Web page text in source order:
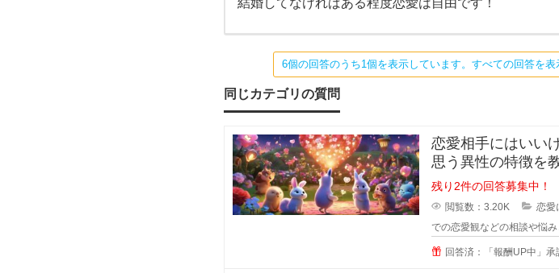
い
す
か？
恋愛
は自
いる
では
結婚してなければある程度恋愛は自由です！
6個の回答のうち1個を表示しています。すべての回答を表
同じカテゴリの質問
恋愛相手にはいい
思う異性の特徴を教えて
をしている間に相
残り2件の回答募集中！
閲覧数：3.20K
恋愛
での恋愛観などの相談や悩み
回答済：「報酬UP中」承